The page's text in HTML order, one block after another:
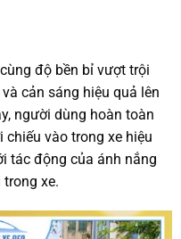
độ bền bỉ vượt trội
cản sáng hiệu quả lên
người dùng hoàn toàn
vào trong xe hiệu
tác động của ánh nắng
xe.